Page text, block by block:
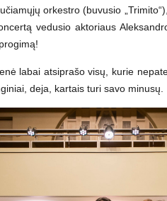
orkestro (buvusio
vedusio aktoriaus
labai atsiprašo visų, kurie
deja, kartais turi savo minusų.